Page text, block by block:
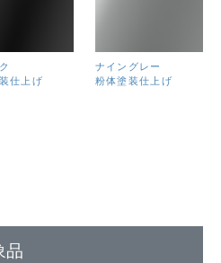
仕上げ
ナイングレー
粉体塗装仕上げ
品